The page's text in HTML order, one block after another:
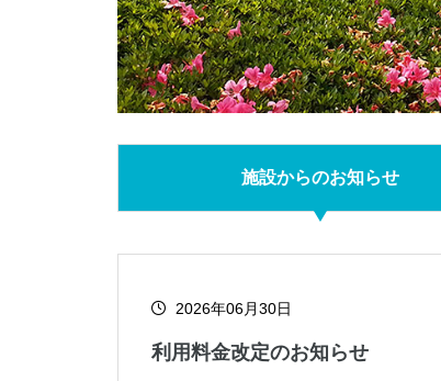
岩手県立県南青少年の家
0197-44-2124
施設からのお知らせ
2026年06月30日
利用料金改定のお知らせ